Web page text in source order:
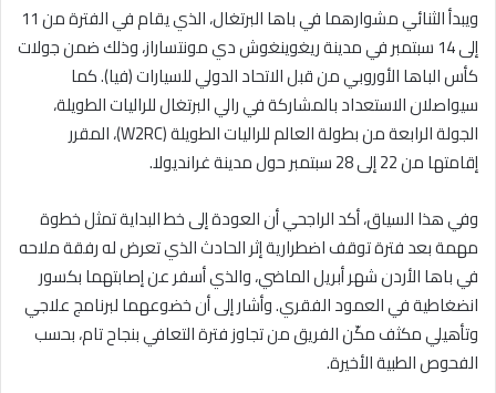
ويبدأ الثنائي مشوارهما في باها البرتغال، الذي يقام في الفترة من 11
إلى 14 سبتمبر في مدينة ريغوينغوش دي مونتساراز، وذلك ضمن جولات
كأس الباها الأوروبي من قبل الاتحاد الدولي للسيارات (فيا). كما
سيواصلان الاستعداد بالمشاركة في رالي البرتغال للراليات الطويلة،
الجولة الرابعة من بطولة العالم للراليات الطويلة (W2RC)، المقرر
إقامتها من 22 إلى 28 سبتمبر حول مدينة غرانديولا.
وفي هذا السياق، أكد الراجحي أن العودة إلى خط البداية تمثل خطوة
مهمة بعد فترة توقف اضطرارية إثر الحادث الذي تعرض له رفقة ملاحه
في باها الأردن شهر أبريل الماضي، والذي أسفر عن إصابتهما بكسور
انضغاطية في العمود الفقري. وأشار إلى أن خضوعهما لبرنامج علاجي
وتأهيلي مكثف مكّن الفريق من تجاوز فترة التعافي بنجاح تام، بحسب
الفحوص الطبية الأخيرة.